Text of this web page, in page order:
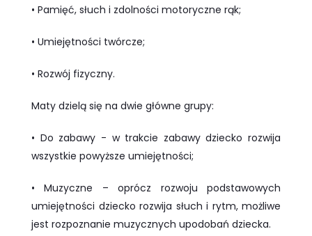
• Pamięć, słuch i zdolności motoryczne rąk;
• Umiejętności twórcze;
• Rozwój fizyczny.
Maty dzielą się na dwie główne grupy:
• Do zabawy - w trakcie zabawy dziecko rozwija
wszystkie powyższe umiejętności;
• Muzyczne – oprócz rozwoju podstawowych
umiejętności dziecko rozwija słuch i rytm, możliwe
jest rozpoznanie muzycznych upodobań dziecka.